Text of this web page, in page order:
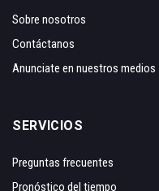
Sobre nosotros
Contáctanos
Anunciate en nuestros medios
SERVICIOS
Preguntas frecuentes
Pronóstico del tiempo